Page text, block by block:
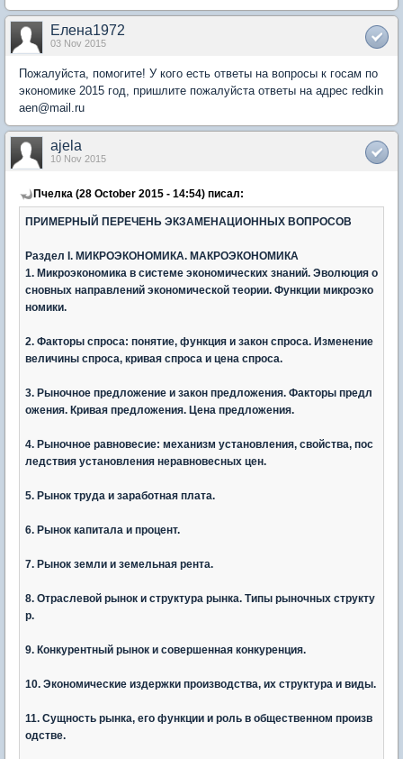
Елена1972
03 Nov 2015
Пожалуйста, помогите! У кого есть ответы на вопросы к госам по
экономике 2015 год, пришлите пожалуйста ответы на адрес redkin
aen@mail.ru
ajela
10 Nov 2015
Пчелка (28 October 2015 - 14:54) писал:
ПРИМЕРНЫЙ ПЕРЕЧЕНЬ ЭКЗАМЕНАЦИОННЫХ ВОПРОСОВ
Раздел I. МИКРОЭКОНОМИКА. МАКРОЭКОНОМИКА
1. Микроэкономика в системе экономических знаний. Эволюция о
сновных направлений экономической теории. Функции микроэко
номики.
2. Факторы спроса: понятие, функция и закон спроса. Изменение
величины спроса, кривая спроса и цена спроса.
3. Рыночное предложение и закон предложения. Факторы предл
ожения. Кривая предложения. Цена предложения.
4. Рыночное равновесие: механизм установления, свойства, пос
ледствия установления неравновесных цен.
5. Рынок труда и заработная плата.
6. Рынок капитала и процент.
7. Рынок земли и земельная рента.
8. Отраслевой рынок и структура рынка. Типы рыночных структу
р.
9. Конкурентный рынок и совершенная конкуренция.
10. Экономические издержки производства, их структура и виды.
11. Сущность рынка, его функции и роль в общественном произв
одстве.